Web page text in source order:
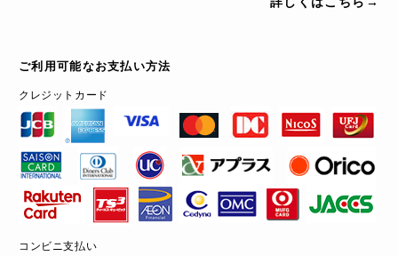
ご利用可能なお支払い方法
クレジットカード
コンビニ支払い